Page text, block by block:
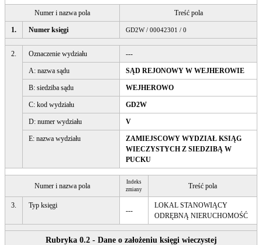
Numer i nazwa pola Treść pola
1. Numer księgi GD2W / 00042301 / 0
2. Oznaczenie wydziału ---
A: nazwa sądu SĄD REJONOWY W WEJHEROWIE
B: siedziba sądu WEJHEROWO
C: kod wydziału GD2W
D: numer wydziału V
E: nazwa wydziału
ZAMIEJSCOWY WYDZIAŁ KSIĄG
WIECZYSTYCH Z SIEDZIBĄ W
PUCKU
Numer i nazwa pola
Indeks
zmiany
Treść pola
3. Typ księgi
---
LOKAL STANOWIĄCY
ODRĘBNĄ NIERUCHOMOŚĆ
Rubryka 0.2 - Dane o założeniu księgi wieczystej